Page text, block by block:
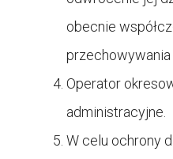
obecnie
przechowywania
Operator
administracyjne.
W celu ochrony